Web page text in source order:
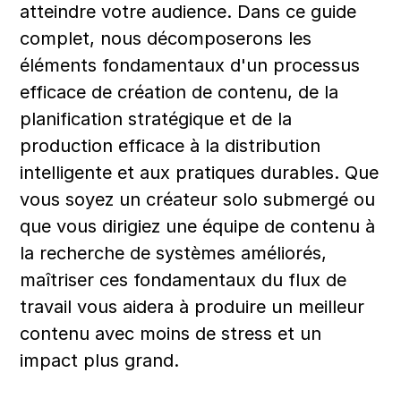
atteindre votre audience. Dans ce guide
complet, nous décomposerons les
éléments fondamentaux d'un processus
efficace de création de contenu, de la
planification stratégique et de la
production efficace à la distribution
intelligente et aux pratiques durables. Que
vous soyez un créateur solo submergé ou
que vous dirigiez une équipe de contenu à
la recherche de systèmes améliorés,
maîtriser ces fondamentaux du flux de
travail vous aidera à produire un meilleur
contenu avec moins de stress et un
impact plus grand.